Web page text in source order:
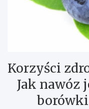
Korzyści
Jak nawóz